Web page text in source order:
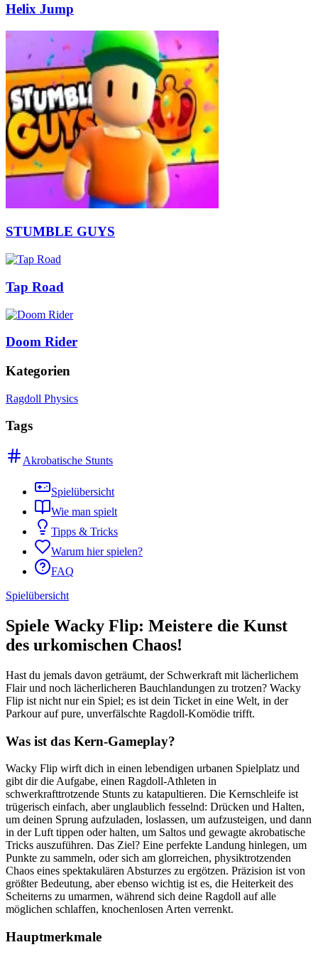
Helix Jump
STUMBLE GUYS
Tap Road
Doom Rider
Kategorien
Ragdoll Physics
Tags
Akrobatische Stunts
Spielübersicht
Wie man spielt
Tipps & Tricks
Warum hier spielen?
FAQ
Spielübersicht
Spiele Wacky Flip: Meistere die Kunst
des urkomischen Chaos!
Hast du jemals davon geträumt, der Schwerkraft mit lächerlichem
Flair und noch lächerlicheren Bauchlandungen zu trotzen? Wacky
Flip ist nicht nur ein Spiel; es ist dein Ticket in eine Welt, in der
Parkour auf pure, unverfälschte Ragdoll-Komödie trifft.
Was ist das Kern-Gameplay?
Wacky Flip wirft dich in einen lebendigen urbanen Spielplatz und
gibt dir die Aufgabe, einen Ragdoll-Athleten in
schwerkrafttrotzende Stunts zu katapultieren. Die Kernschleife ist
trügerisch einfach, aber unglaublich fesselnd: Drücken und Halten,
um deinen Sprung aufzuladen, loslassen, um aufzusteigen, und dann
in der Luft tippen oder halten, um Saltos und gewagte akrobatische
Tricks auszuführen. Das Ziel? Eine perfekte Landung hinlegen, um
Punkte zu sammeln, oder sich am glorreichen, physiktrotzenden
Chaos eines spektakulären Absturzes zu ergötzen. Präzision ist von
größter Bedeutung, aber ebenso wichtig ist es, die Heiterkeit des
Scheiterns zu umarmen, während sich deine Ragdoll auf alle
möglichen schlaffen, knochenlosen Arten verrenkt.
Hauptmerkmale